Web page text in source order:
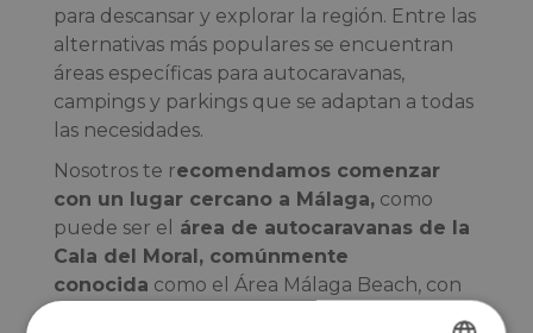
para descansar y explorar la región. Entre las
alternativas más populares se encuentran
áreas específicas para autocaravanas,
campings y parkings que se adaptan a todas
las necesidades.
Nosotros te recomendamos comenzar
con un lugar cercano a Málaga, como
puede ser el
área de autocaravanas de la
Cala del Moral, comúnmente
conocida como el Área Málaga Beach, con